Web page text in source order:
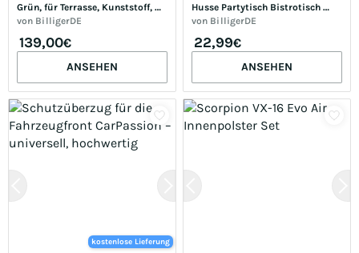
Grün, für Terrasse, Kunststoff,
Modern - 30.5
von BilligerDE
139,00€
ANSEHEN
Husse Partytisch Bistrotisch
Decke verschiedene Far... Beige Ø
von BilligerDE
22,99€
ANSEHEN
kostenlose Lieferung